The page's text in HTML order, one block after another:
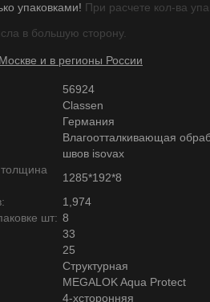
упаковками! При расчете кол-ва
в большую сторону.
и в регионы России
56924
Classen
Германия
Влагоотталкивающая
швов isovax
1285*192*8
1,974
шт: 8
33
25
Структурная
MEGALOK Aqua Protect
4-хсторонняя